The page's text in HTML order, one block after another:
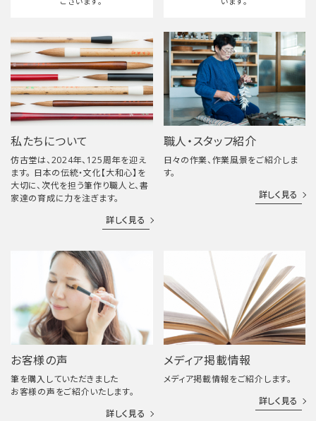
私たちについて
仿古堂は、2024年、125周年を迎え
ます。 日本の伝統・文化【大和心】を
大切に、次代を担う筆作り職人と、書
家達の育成に力を注ぎます。
詳しく見る
職人・スタッフ紹介
日々の作業、作業風景をご紹介しま
す。
詳しく見る
お客様の声
筆を購入していただきました
お客様の声をご紹介いたします。
詳しく見る
メディア掲載情報
メディア掲載情報をご紹介します。
詳しく見る